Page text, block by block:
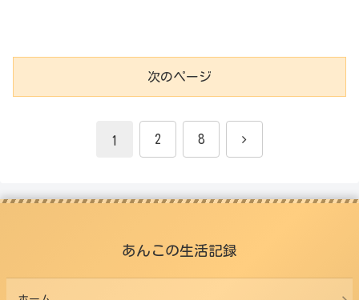
次のページ
1 2 8 次
あんこの生活記録